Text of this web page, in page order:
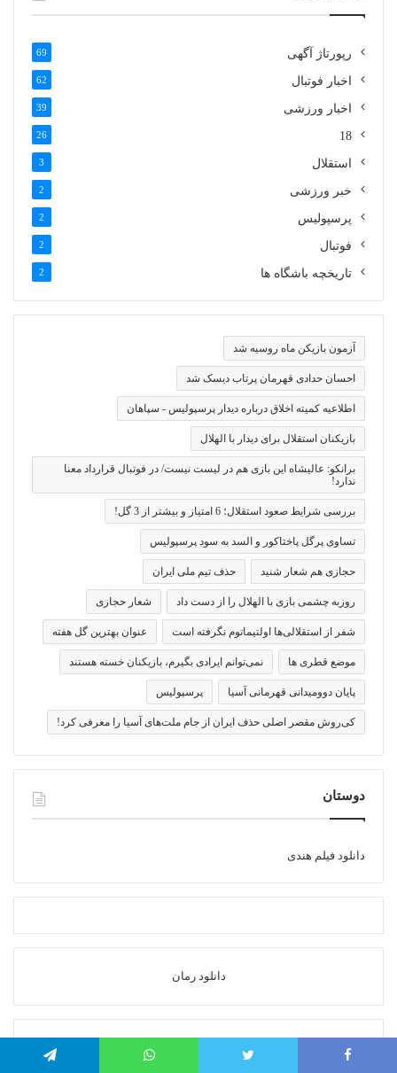
رپورتاژ آگهی 69
اخبار فوتبال 62
اخبار ورزشی 39
18
26
استقلال 3
خبر ورزشی 2
پرسپولیس 2
فوتبال 2
تاریخچه باشگاه ها 2
آزمون بازیکن ماه روسیه شد
احسان حدادی قهرمان پرتاب دیسک شد
اطلاعیه کمیته اخلاق درباره دیدار پرسپولیس - سپاهان
بازیکنان استقلال برای دیدار با الهلال
برانکو: عالیشاه این بازی هم در لیست نیست/ در فوتبال قرارداد معنا
ندارد!
بررسی شرایط صعود استقلال؛ 6 امتیاز و بیشتر از 3 گل!
تساوی پرگل پاختاکور و السد به سود پرسپولیس
حجازی هم شعار شنید حذف تیم ملی ایران
روزبه چشمی بازی با الهلال را از دست داد شعار حجازی
شفر از استقلالی‌ها اولتیماتوم نگرفته است عنوان بهترین گل هفته
موضع قطری ها نمی‌توانم ایرادی بگیرم، بازیکنان خسته هستند
پایان دوومیدانی قهرمانی آسیا پرسپولیس
کی‌روش مقصر اصلی حذف ایران از جام ملت‌های آسیا را معرفی کرد!
دوستان
دانلود فیلم هندی
دانلود رمان
buy telegram members خرید بک لینک ارزان